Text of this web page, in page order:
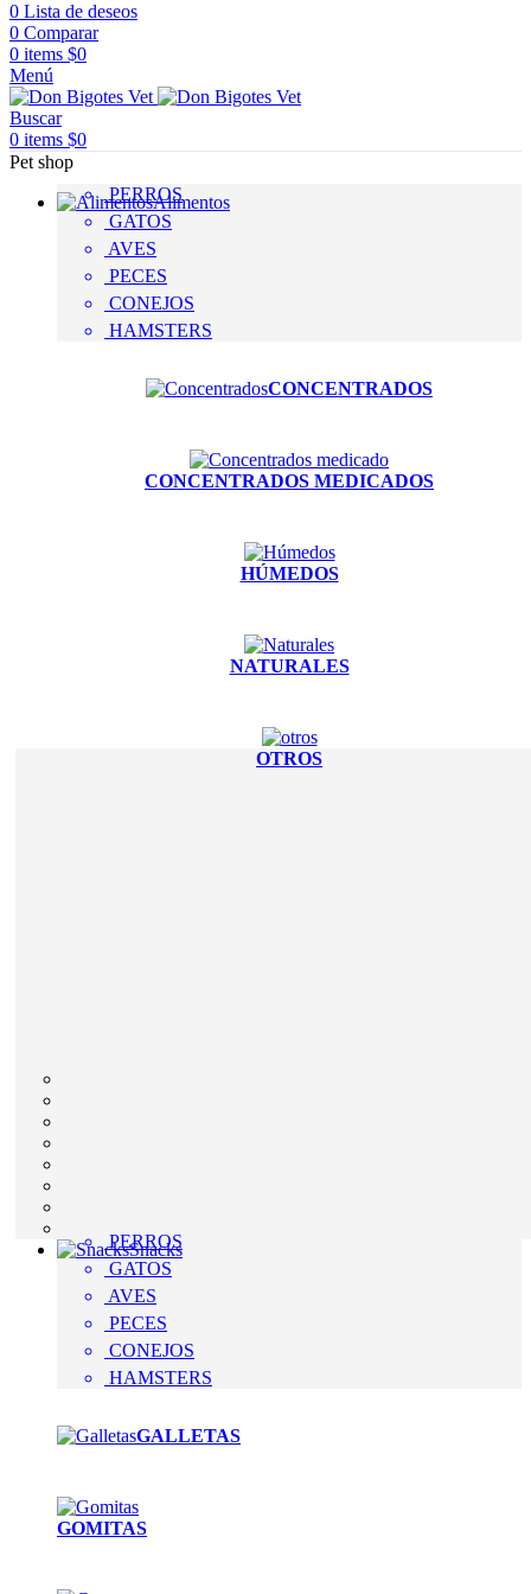
0 Lista de deseos
0 Comparar
0 items $0
Menú
Buscar
0 items $0
Pet shop
Alimentos
PERROS
GATOS
AVES
PECES
CONEJOS
HAMSTERS
CONCENTRADOS
CONCENTRADOS MEDICADOS
HÚMEDOS
NATURALES
OTROS
Snacks
PERROS
GATOS
AVES
PECES
CONEJOS
HAMSTERS
GALLETAS
GOMITAS